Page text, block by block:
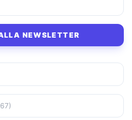
NEWSLETTER